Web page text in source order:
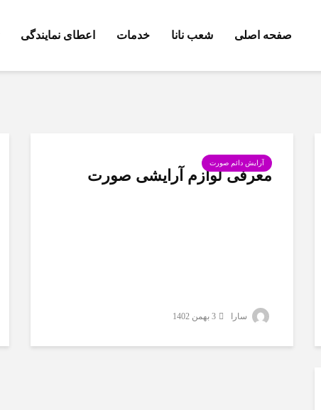
صفحه اصلی شعب نانا خدمات اعطای نمایندگی
آرایش دائم صورت
معرفی لوازم آرایشی صورت
سارا 3 بهمن 1402